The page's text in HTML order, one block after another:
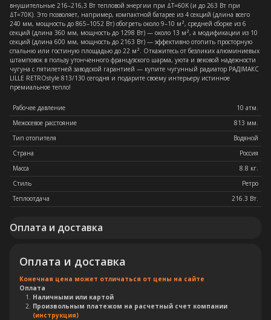
внушительные 216–216,3 Вт тепловой энергии при ΔT=60K (и до 263 Вт при
ΔT=70K). Это позволяет, например, компактной батарее из 4 секций (длина всего
240 мм, мощность до 865–1052 Вт) обогреть около 9–10 м², средней сборке из 6
секций (длина 360 мм, мощность до 1298 Вт) — около 13 м², а модификации из 10
секций (длина 600 мм, мощность до 2163 Вт) — эффективно отопить просторную
спальню или гостиную площадью до 22 м². Откажитесь от безликих алюминиевых
штамповок в пользу утонченного французского шарма, уюта и вековой надежности
чугуна с пятилетней заводской гарантией — купите чугунный радиатор РАДIМАКС
LILLE RETROstyle 813/130 сегодня и подарите своему интерьеру истинное
премиальное тепло!
Рабочее давление
10 атм.
Межосевое расстояние
813 мм.
Тип отопителя
Водяной
Страна
Россия
Масса
8.8 кг.
Стиль
Ретро
Теплоотдача
216.3 Вт.
Оплата и доставка
Оплата и доставка
Конечная цена может отличаться от цены на сайте
Оплата
Наличными или картой
Произвольным платежом на расчетный счет компании
(инструкция)